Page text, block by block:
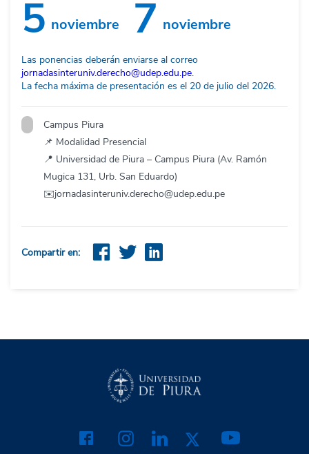
5 noviembre 7 noviembre
Las ponencias deberán enviarse al correo
jornadasinteruniv.derecho@udep.edu.pe.
La fecha máxima de presentación es el 20 de julio del 2026.
Campus Piura
📌 Modalidad Presencial
📍 Universidad de Piura – Campus Piura (Av. Ramón
Mugica 131, Urb. San Eduardo)
✉️jornadasinteruniv.derecho@udep.edu.pe
Compartir en: